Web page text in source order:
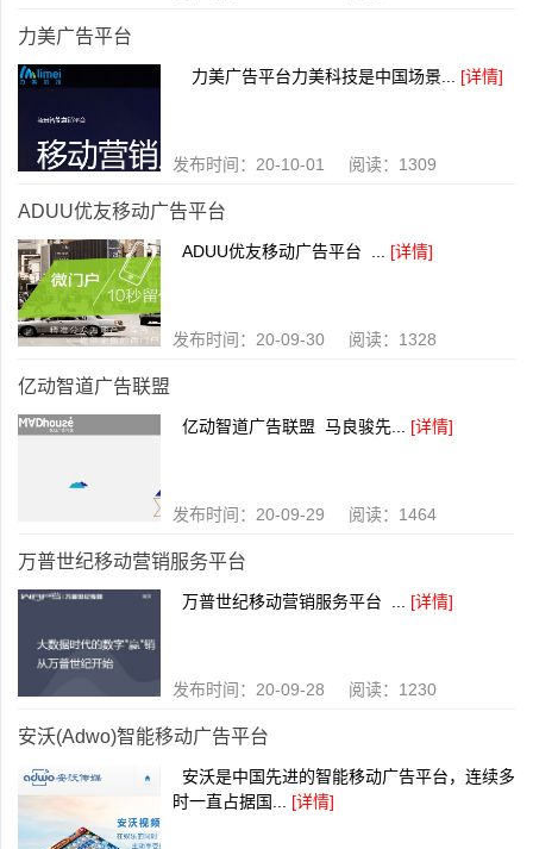
力美广告平台
力美广告平台力美科技是中国场景... [详情]
发布时间：20-10-01 阅读：1309
ADUU优友移动广告平台
ADUU优友移动广告平台 ... [详情]
发布时间：20-09-30 阅读：1328
亿动智道广告联盟
亿动智道广告联盟 马良骏先... [详情]
发布时间：20-09-29 阅读：1464
万普世纪移动营销服务平台
万普世纪移动营销服务平台 ... [详情]
发布时间：20-09-28 阅读：1230
安沃(Adwo)智能移动广告平台
安沃是中国先进的智能移动广告平台，连续多
时一直占据国... [详情]